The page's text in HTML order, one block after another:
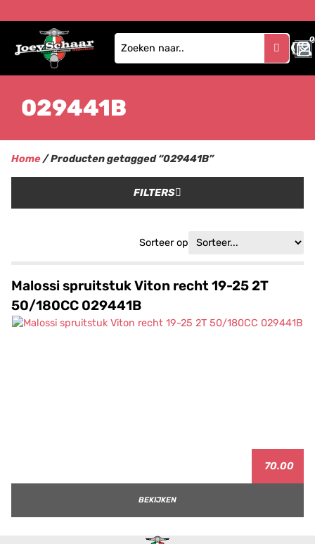
0
0
029441B
Home/ Producten getagged “029441B”
FILTERS
Sorteer op
Malossi spruitstuk Viton recht 19-25 2T
50/180CC 029441B
70.00
BEKIJKEN